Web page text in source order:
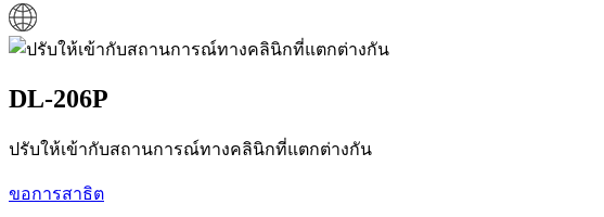
DL-206P
ปรับให้เข้ากับสถานการณ์ทางคลินิกที่แตกต่างกัน
ขอการสาธิต